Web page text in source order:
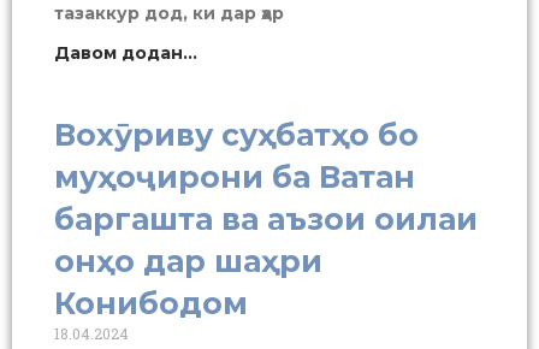
тазаккур дод, ки дар ҳар
Давом додан...
Вохӯриву суҳбатҳо бо
муҳоҷирони ба Ватан
баргашта ва аъзои оилаи
онҳо дар шаҳри
Конибодом
18.04.2024